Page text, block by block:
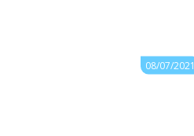
08/07/2021